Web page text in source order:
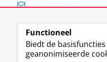
View this page in:English
Functioneel
Biedt de
geanonimiseerde